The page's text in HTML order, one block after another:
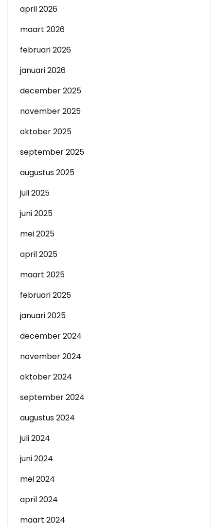
april 2026
maart 2026
februari 2026
januari 2026
december 2025
november 2025
oktober 2025
september 2025
augustus 2025
juli 2025
juni 2025
mei 2025
april 2025
maart 2025
februari 2025
januari 2025
december 2024
november 2024
oktober 2024
september 2024
augustus 2024
juli 2024
juni 2024
mei 2024
april 2024
maart 2024